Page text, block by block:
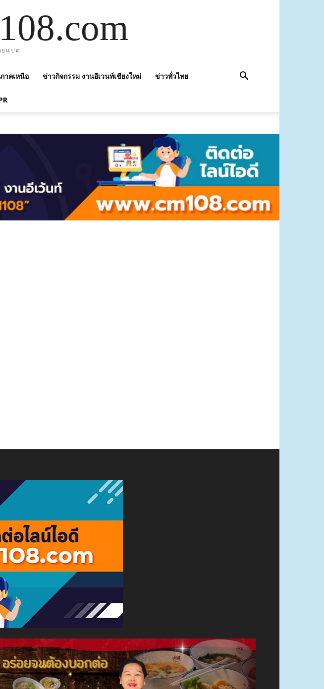
ยแปด
าคเหนือ ข่าวกิจกรรม งานอีเวนท์เชียงใหม่ ข่าวทั่วไทย